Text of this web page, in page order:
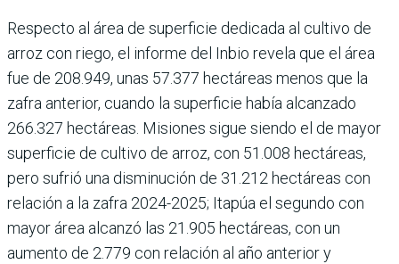
Respecto al área de superficie dedicada al cultivo de
arroz con riego, el informe del Inbio revela que el área
fue de 208.949, unas 57.377 hectáreas menos que la
zafra anterior, cuando la superficie había alcanzado
266.327 hectáreas. Misiones sigue siendo el de mayor
superficie de cultivo de arroz, con 51.008 hectáreas,
pero sufrió una disminución de 31.212 hectáreas con
relación a la zafra 2024-2025; Itapúa el segundo con
mayor área alcanzó las 21.905 hectáreas, con un
aumento de 2.779 con relación al año anterior y